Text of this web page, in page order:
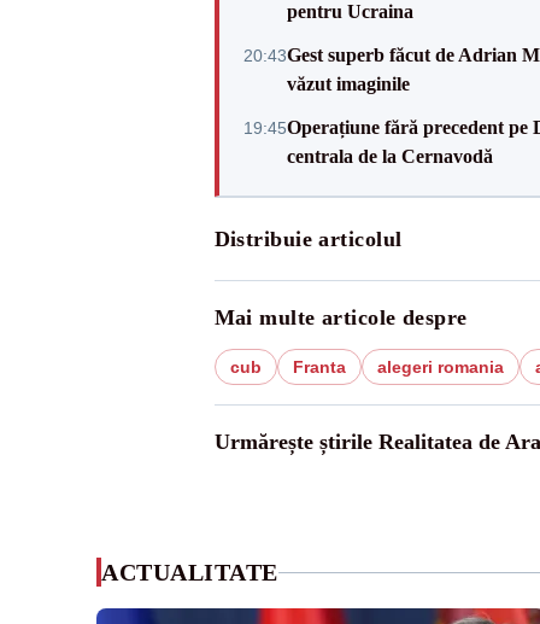
pentru Ucraina
20:43Gest superb făcut de Adrian
văzut imaginile
19:45Operațiune fără precedent pe
centrala de la Cernavodă
Distribuie articolul
Mai multe articole despre
cub Franta alegeri romania
Urmărește știrile Realitatea de
ACTUALITATE